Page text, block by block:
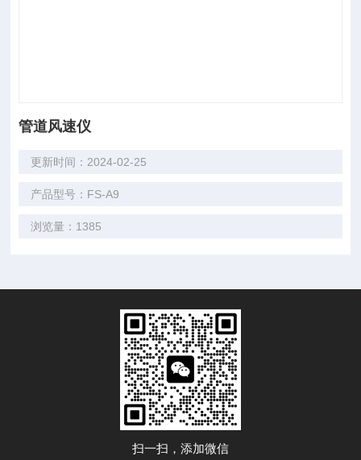
管道风速仪
更新时间：2024-02-25
产品型号：FS-A9
浏览量：1385
扫一扫，添加微信